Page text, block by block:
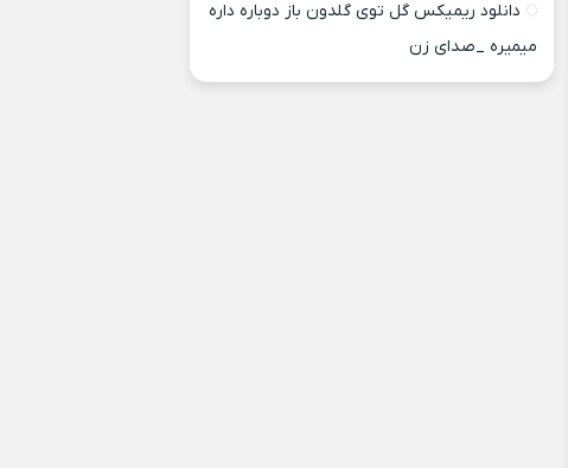
دانلود ریمیکس گل توی گلدون باز دوباره داره
میمیره _صدای زن